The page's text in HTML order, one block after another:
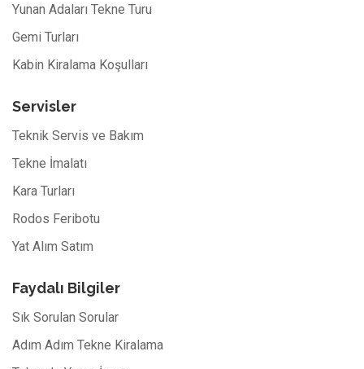
Yunan Adaları Tekne Turu
Gemi Turları
Kabin Kiralama Koşulları
Servisler
Teknik Servis ve Bakım
Tekne İmalatı
Kara Turları
Rodos Feribotu
Yat Alım Satım
Faydalı Bilgiler
Sık Sorulan Sorular
Adım Adım Tekne Kiralama